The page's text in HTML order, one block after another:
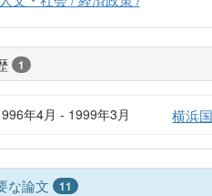
1
年4月 - 1999年3月 横浜
な論文 11